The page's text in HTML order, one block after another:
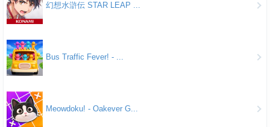
幻想水滸伝 STAR LEAP ...
Bus Traffic Fever! - ...
Meowdoku! - Oakever G...